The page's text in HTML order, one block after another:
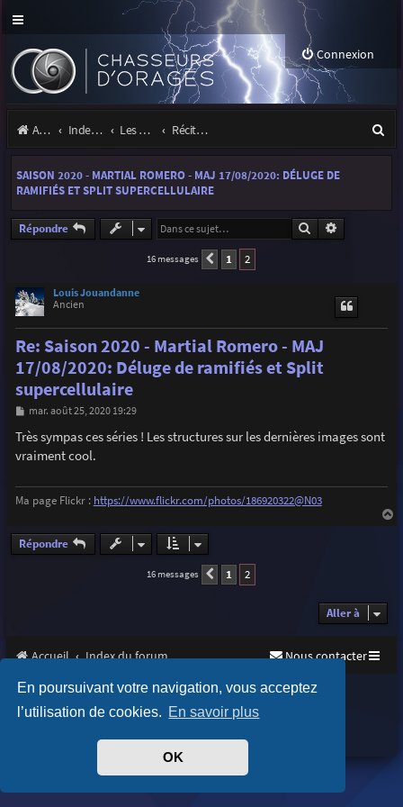
En poursuivant votre navigation, vous acceptez
l’utilisation de cookies. En savoir plus
OK
Connexion
Accueil Index du forum Les orages Récits et photos d'orages
e
h
SAISON 2020 - MARTIAL ROMERO - MAJ 17/08/2020: DÉLUGE DE
RAMIFIÉS ET SPLIT SUPERCELLULAIRE
Répondre Rechercher
16 messages Précédente
1 2
Louis Jouandanne
Ancien
Re: Saison 2020 - Martial Romero - MAJ
17/08/2020: Déluge de ramifiés et Split
supercellulaire
M
s
s
a
mar. août 25, 2020 19:29
Très sympas ces séries ! Les structures sur les dernières images sont
vraiment cool.
Ma page Flickr : https://www.flickr.com/photos/186920322@N03
Répondre
16 messages Précédente
1 2
Aller à
Accueil Index du forum Nous contacter
Purplexion style byIan Bradley
Développé parphpBB® Forum Software © phpBB Limited
Traduit parphpBB-fr.com
Confidentialité|Conditions